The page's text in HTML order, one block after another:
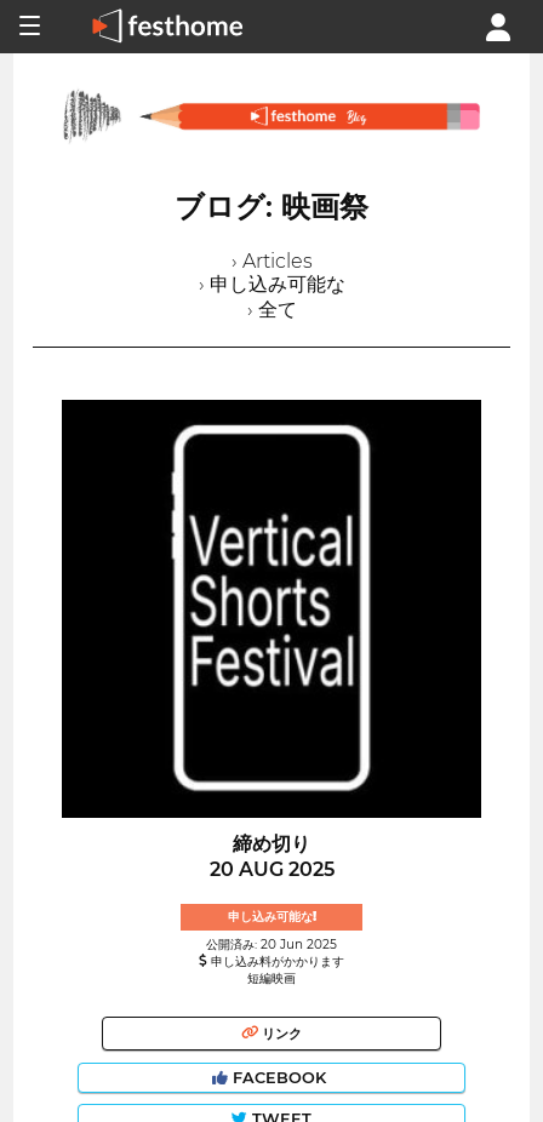
ブログ: 映画祭
› Articles
› 申し込み可能な
› 全て
締め切り
20 AUG 2025
申し込み可能な!
公開済み: 20 Jun 2025
申し込み料がかかります
短編映画
リンク
FACEBOOK